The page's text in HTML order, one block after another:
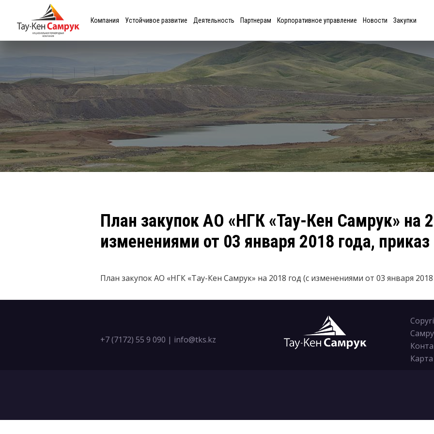
Компания Устойчивое развитие Деятельность Партнерам Корпоративное управление Новости Закупки
​План закупок АО «НГК «Тау-Кен Самрук» на
изменениями от 03 января 2018 года,
План закупок АО «НГК «Тау-Кен Самрук» на 2018 год (с изменениями от 03 января
+7 (7172) 55 9 090 | info@tks.kz